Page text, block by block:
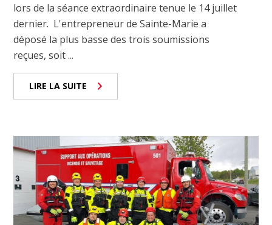
lors de la séance extraordinaire tenue le 14 juillet
dernier. L'entrepreneur de Sainte-Marie a
déposé la plus basse des trois soumissions
reçues, soit ...
LIRE LA SUITE